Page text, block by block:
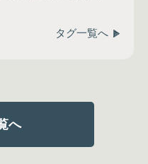
タグ一覧へ
へ